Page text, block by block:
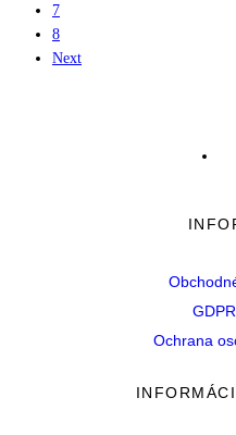
7
8
Next
Ochrana